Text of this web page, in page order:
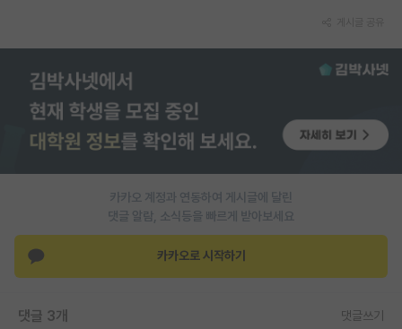
임용 후기 게시판
PI 전용 게시판
인문사회 계열 게시판
특수/전문대학원 게시판
반도체/AI 게시판
장학금/장학생 게시판
카카오 계정과 연동하여 게시글에 달린
댓글 알람, 소식등을 빠르게 받아보세요
카카오로 시작하기
댓글 3개 댓글쓰기